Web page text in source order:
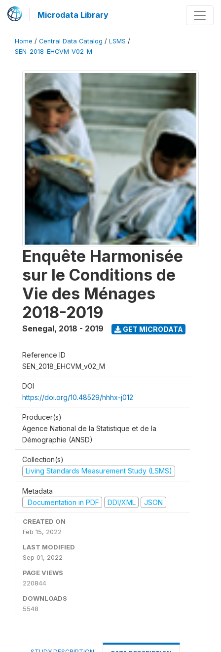
Microdata Library
Home / Central Data Catalog / LSMS /
SEN_2018_EHCVM_V02_M
Enquête Harmonisée
sur le Conditions de
Vie des Ménages
2018-2019
Senegal, 2018 - 2019 GET MICRODATA
Reference ID
SEN_2018_EHCVM_v02_M
DOI
https://doi.org/10.48529/hhhx-j012
Producer(s)
Agence National de la Statistique et de la
Démographie (ANSD)
Collection(s)
Living Standards Measurement Study (LSMS)
Metadata
Documentation in PDF
DDI/XML JSON
CREATED ON
Feb 15, 2022
LAST MODIFIED
Sep 01, 2022
PAGE VIEWS
220844
DOWNLOADS
5548